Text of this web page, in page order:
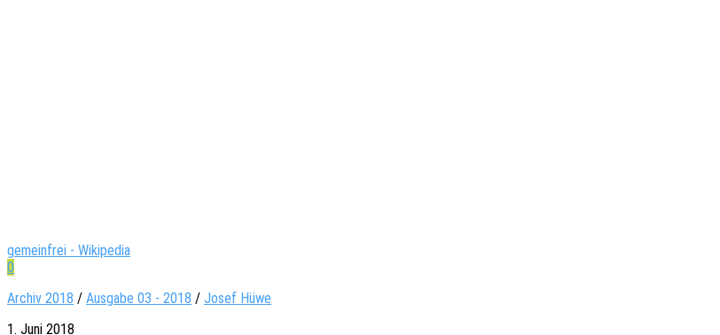
gemeinfrei - Wikipedia
0
Archiv 2018 / Ausgabe 03 - 2018 / Josef Hüwe
1. Juni 2018